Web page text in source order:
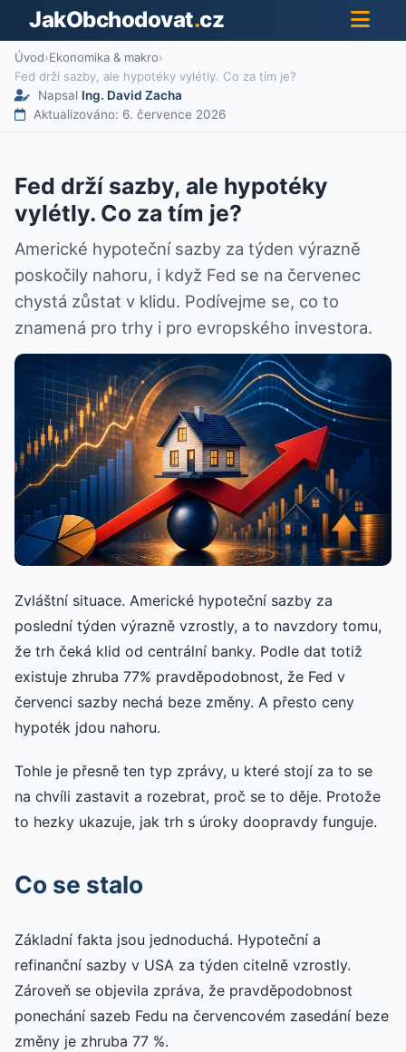
JakObchodovat.cz
Úvod›Ekonomika & makro›
Fed drží sazby, ale hypotéky vylétly. Co za tím je?
Napsal Ing. David Zacha
Aktualizováno: 6. července 2026
Fed drží sazby, ale hypotéky
vylétly. Co za tím je?
Americké hypoteční sazby za týden výrazně
poskočily nahoru, i když Fed se na červenec
chystá zůstat v klidu. Podívejme se, co to
znamená pro trhy i pro evropského investora.
Zvláštní situace. Americké hypoteční sazby za
poslední týden výrazně vzrostly, a to navzdory tomu,
že trh čeká klid od centrální banky. Podle dat totiž
existuje zhruba 77% pravděpodobnost, že Fed v
červenci sazby nechá beze změny. A přesto ceny
hypoték jdou nahoru.
Tohle je přesně ten typ zprávy, u které stojí za to se
na chvíli zastavit a rozebrat, proč se to děje. Protože
to hezky ukazuje, jak trh s úroky doopravdy funguje.
Co se stalo
Základní fakta jsou jednoduchá. Hypoteční a
refinanční sazby v USA za týden citelně vzrostly.
Zároveň se objevila zpráva, že pravděpodobnost
ponechání sazeb Fedu na červencovém zasedání beze
změny je zhruba 77 %.